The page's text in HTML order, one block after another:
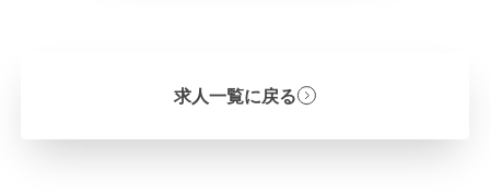
求人一覧に戻る